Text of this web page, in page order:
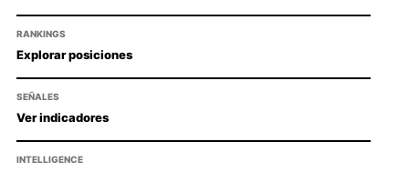
RANKINGS
Explorar posiciones
SEÑALES
Ver indicadores
INTELLIGENCE